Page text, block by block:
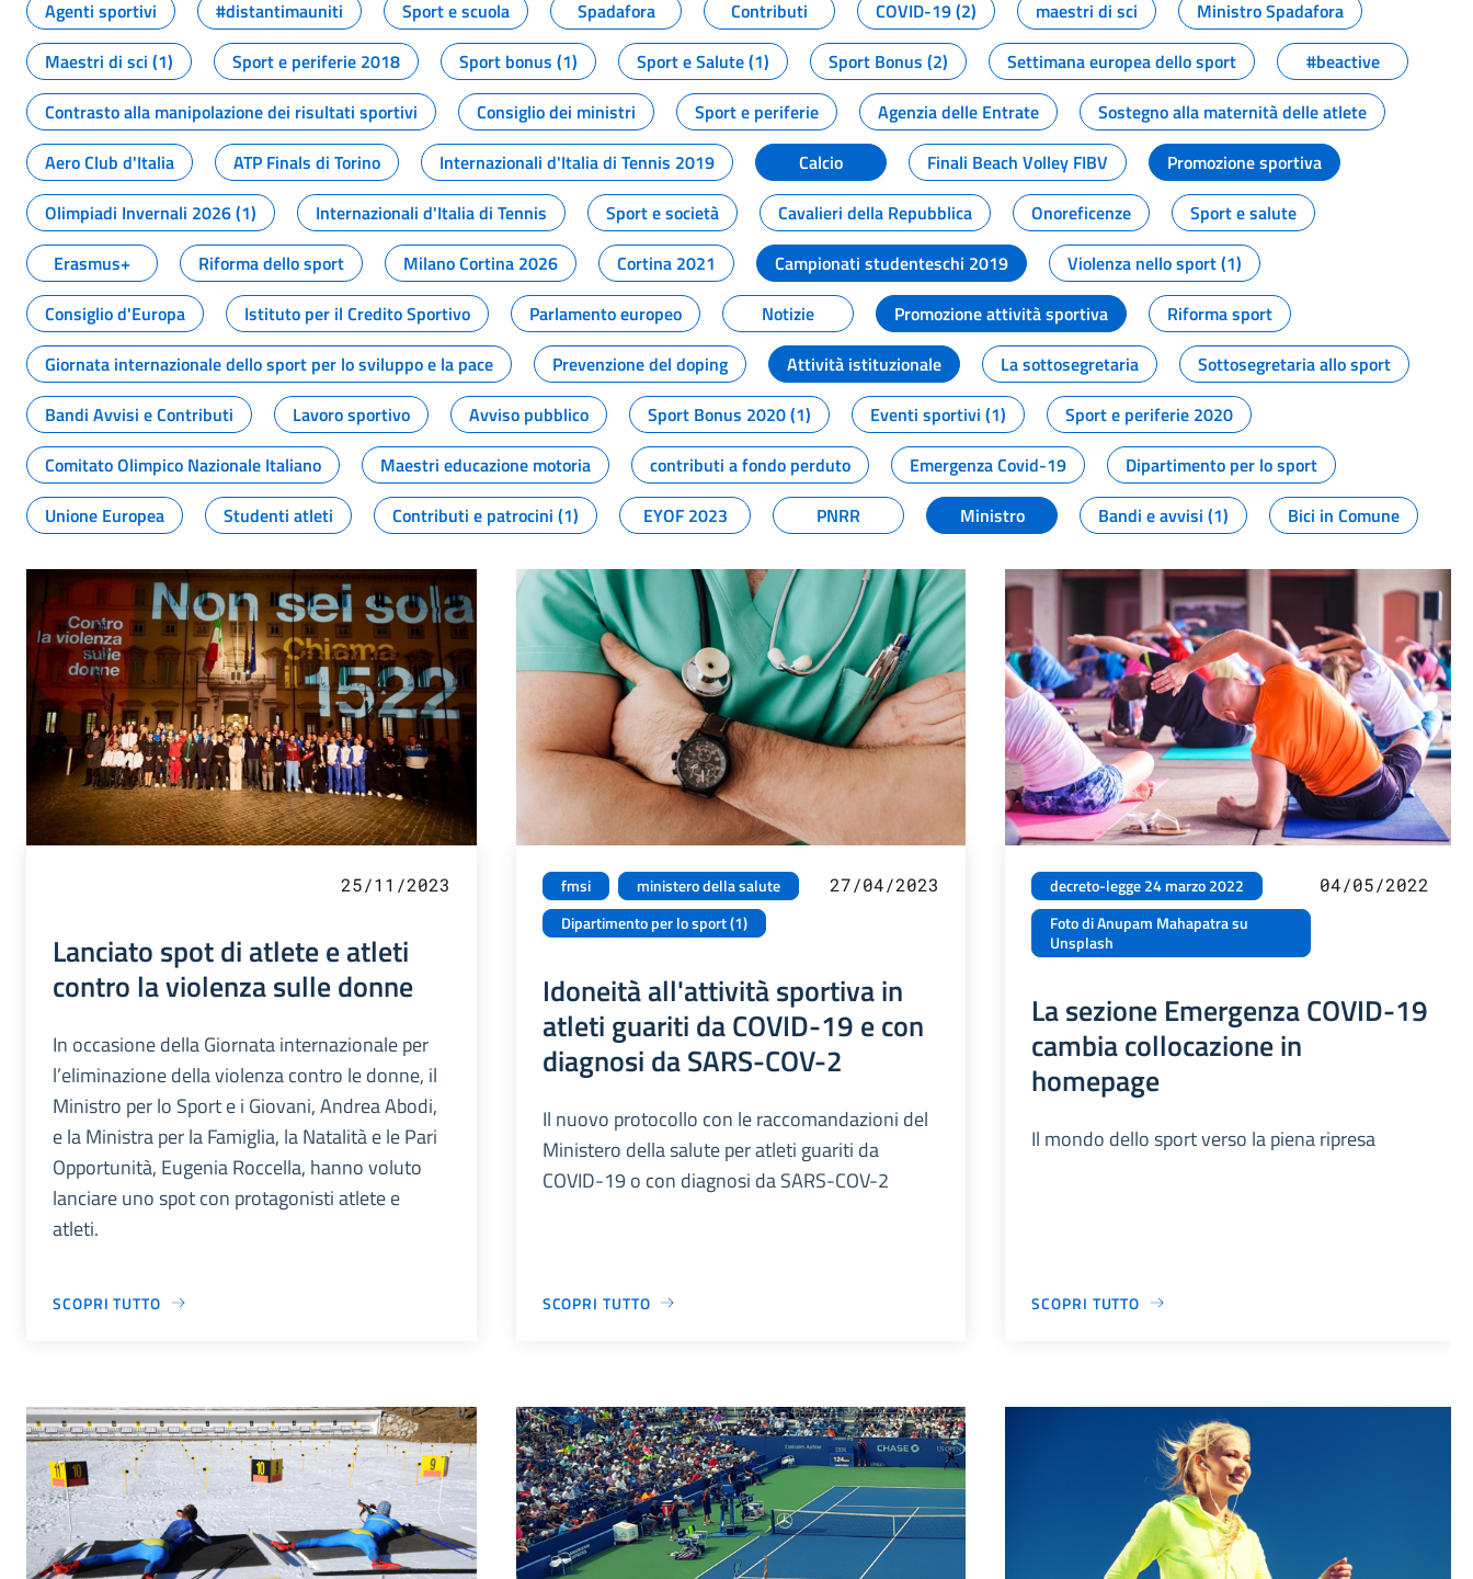
Agenti sportivi
#distantimauniti Sport e scuola Spadafora Contributi COVID-19 (2) maestri di sci
Ministro Spadafora
Maestri di sci (1)
Sport e periferie 2018 Sport bonus (1) Sport e Salute (1) Sport Bonus (2) Settimana europea dello sport
#beactive
Contrasto alla manipolazione dei risultati sportivi
Consiglio dei ministri Sport e periferie Agenzia delle Entrate
Sostegno alla maternità delle atlete
Aero Club d'Italia
ATP Finals di Torino Internazionali d'Italia di Tennis 2019 Calcio Finali Beach Volley FIBV
Promozione sportiva
Olimpiadi Invernali 2026 (1)
Internazionali d'Italia di Tennis Sport e società Cavalieri della Repubblica Onoreficenze
Sport e salute
Erasmus+
Riforma dello sport Milano Cortina 2026 Cortina 2021 Campionati studenteschi 2019
Violenza nello sport (1)
Consiglio d'Europa
Istituto per il Credito Sportivo Parlamento europeo Notizie Promozione attività sportiva
Riforma sport
Giornata internazionale dello sport per lo sviluppo e la pace
Prevenzione del doping Attività istituzionale La sottosegretaria
Sottosegretaria allo sport
Bandi Avvisi e Contributi
Lavoro sportivo Avviso pubblico Sport Bonus 2020 (1) Eventi sportivi (1)
Sport e periferie 2020
Comitato Olimpico Nazionale Italiano
Maestri educazione motoria contributi a fondo perduto Emergenza Covid-19
Dipartimento per lo sport
Unione Europea
Studenti atleti Contributi e patrocini (1) EYOF 2023 PNRR Ministro Bandi e avvisi (1) Bici in Comune
25/11/2023
Lanciato spot di atlete e atleti
contro la violenza sulle donne
In occasione della Giornata internazionale per
l’eliminazione della violenza contro le donne, il
Ministro per lo Sport e i Giovani, Andrea Abodi,
e la Ministra per la Famiglia, la Natalità e le Pari
Opportunità, Eugenia Roccella, hanno voluto
lanciare uno spot con protagonisti atlete e
atleti.
SCOPRI TUTTO
fmsi
ministero della salute
Dipartimento per lo sport (1)
27/04/2023
Idoneità all'attività sportiva in
atleti guariti da COVID-19 e con
diagnosi da SARS-COV-2
Il nuovo protocollo con le raccomandazioni del
Ministero della salute per atleti guariti da
COVID-19 o con diagnosi da SARS-COV-2
SCOPRI TUTTO
decreto-legge 24 marzo 2022
Foto di Anupam Mahapatra su
Unsplash
04/05/2022
La sezione Emergenza COVID-19
cambia collocazione in
homepage
Il mondo dello sport verso la piena ripresa
SCOPRI TUTTO